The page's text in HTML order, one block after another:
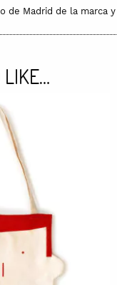
de Madrid de la
y en rojo teja.
fría o a máquina con
nacionales está
LIKE…